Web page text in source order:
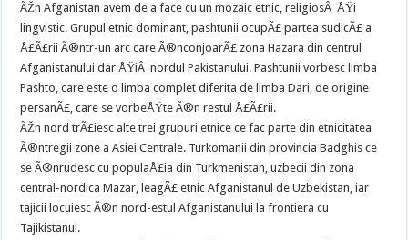
ÃŽn Afganistan avem de a face cu un mozaic etnic, religiosÂ ÅŸi
lingvistic. Grupul etnic dominant, pashtunii ocupÃ£ partea sudicÃ£ a
Å£Ã£rii Ã®ntr-un arc care Ã®nconjoarÃ£ zona Hazara din centrul
Afganistanului dar ÅŸiÂ nordul Pakistanului. Pashtunii vorbesc limba
Pashto, care este o limba complet diferita de limba Dari, de origine
persanÃ£, care se vorbeÅŸte Ã®n restul Å£Ã£rii.
ÃŽn nord trÃ£iesc alte trei grupuri etnice ce fac parte din etnicitatea
Ã®ntregii zone a Asiei Centrale. Turkomanii din provincia Badghis ce
se Ã®nrudesc cu populaÅ£ia din Turkmenistan, uzbecii din zona
central-nordica Mazar, leagÃ£ etnic Afganistanul de Uzbekistan, iar
tajicii locuiesc Ã®n nord-estul Afganistanului la frontiera cu
Tajikistanul.